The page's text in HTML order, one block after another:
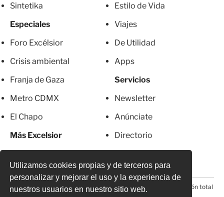
Utilizamos cookies propias y de terceros para
personalizar y mejorar el uso y la experiencia de
nuestros usuarios en nuestro sitio web.
Sintetika
Especiales
Foro Excélsior
Crisis ambiental
Franja de Gaza
Metro CDMX
El Chapo
Más Excelsior
Estilo de Vida
Viajes
De Utilidad
Apps
Servicios
Newsletter
Anúnciate
Directorio
© 2026 Todos los derechos reservados. Prohibida la reproducción total
o parcial, incluyendo cualquier medio electrónico*